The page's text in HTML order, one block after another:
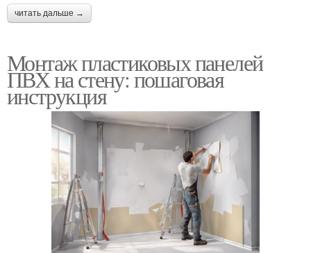
читать дальше →
Монтаж пластиковых панелей
ПВХ на стену: пошаговая
инструкция